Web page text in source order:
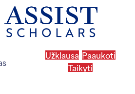
tėvų portalo
Užklausa Paaukoti
Taikyti